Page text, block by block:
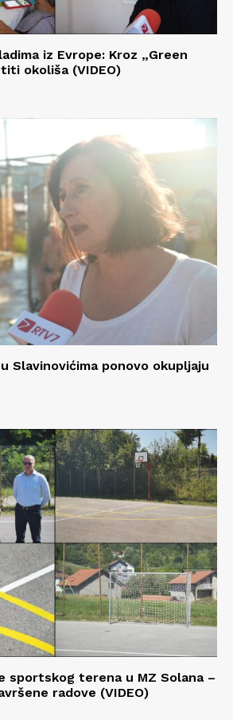
iz Evrope: Kroz „Green
okoliša (VIDEO)
Slavinovićima ponovo okupljaju
sportskog terena u MZ Solana –
radove (VIDEO)